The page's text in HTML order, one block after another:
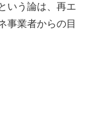
いう論は、再エ
事業者からの目